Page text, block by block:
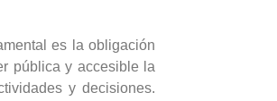
es la obligación
pública y accesible la
y decisiones.